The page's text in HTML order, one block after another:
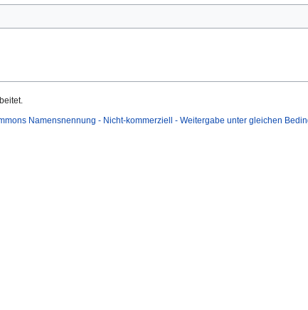
Namensnennung - Nicht-kommerziell - Weitergabe unter gleichen